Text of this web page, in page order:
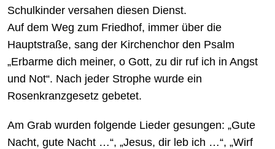
Schulkinder versahen diesen Dienst.
Auf dem Weg zum Friedhof, immer über die
Hauptstraße, sang der Kirchenchor den Psalm
„Erbarme dich meiner, o Gott, zu dir ruf ich in Angst
und Not“. Nach jeder Strophe wurde ein
Rosenkranzgesetz gebetet.
Am Grab wurden folgende Lieder gesungen: „Gute
Nacht, gute Nacht …“, „Jesus, dir leb ich …“, „Wirf